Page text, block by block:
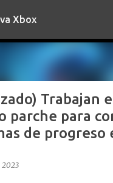
Ir al contenido
Xbox
Trabajan
parche para
de progreso
2023